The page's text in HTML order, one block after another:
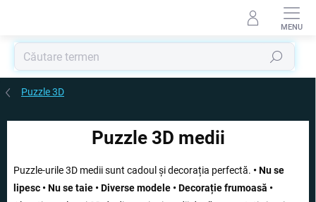
Căutare
Puzzle 3D
Puzzle 3D medii
Puzzle-urile 3D medii sunt cadoul și decorația perfectă. • Nu se
lipesc • Nu se taie • Diverse modele • Decorație frumoasă •